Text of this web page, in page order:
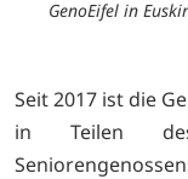
GenoEifel in
Seit 2017 ist die
in Teilen